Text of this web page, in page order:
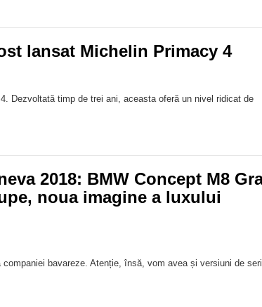
lansat Michelin Primacy 4
Dezvoltată timp de trei ani, aceasta oferă un nivel ridicat de
2018: BMW Concept M8
noua imagine a luxului
bavareze. Atenție, însă, vom avea și versiuni de